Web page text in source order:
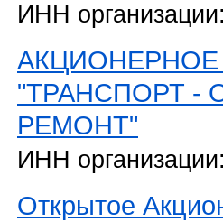
ИНН
"ТРАНСПОРТ -
РЕМОНТ"
ИНН
Открытое